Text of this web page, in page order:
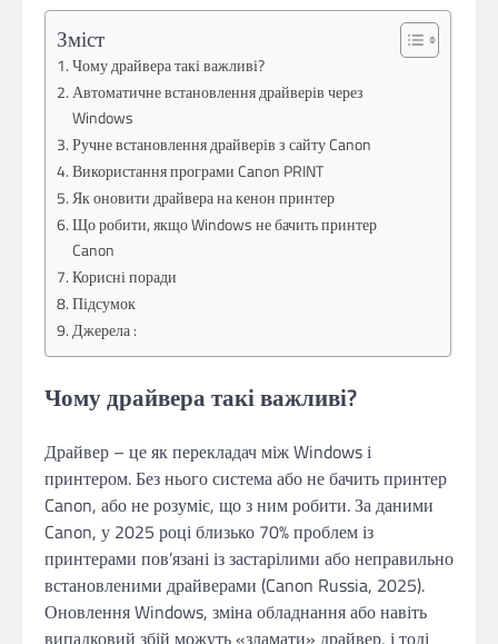
Зміст
Чому драйвера такі важливі?
Автоматичне встановлення драйверів через
Windows
Ручне встановлення драйверів з сайту Canon
Використання програми Canon PRINT
Як оновити драйвера на кенон принтер
Що робити, якщо Windows не бачить принтер
Canon
Корисні поради
Підсумок
Джерела :
Чому драйвера такі важливі?
Драйвер – це як перекладач між Windows і
принтером. Без нього система або не бачить принтер
Canon, або не розуміє, що з ним робити. За даними
Canon, у 2025 році близько 70% проблем із
принтерами пов’язані із застарілими або неправильно
встановленими драйверами (Canon Russia, 2025).
Оновлення Windows, зміна обладнання або навіть
випадковий збій можуть «зламати» драйвер, і тоді